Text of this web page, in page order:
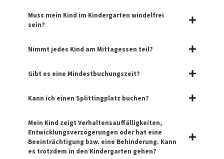
Muss mein Kind im Kindergarten windelfrei
sein?
Nimmt jedes Kind am Mittagessen teil?
Gibt es eine Mindestbuchungszeit?
Kann ich einen Splittingplatz buchen?
Mein Kind zeigt Verhaltensauffälligkeiten,
Entwicklungsverzögerungen oder hat eine
Beeinträchtigung bzw. eine Behinderung. Kann
es trotzdem in den Kindergarten gehen?